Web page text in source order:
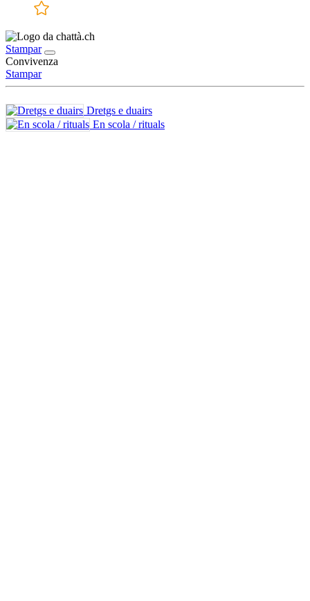
Stampar
Convivenza
Stampar
Dretgs e duairs
En scola / rituals